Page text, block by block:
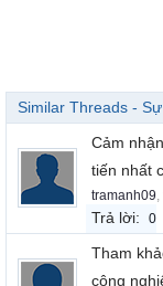
Similar Threads -
Cảm
tiến nhất
tramanh09
Trả lời: 0
Tham
công